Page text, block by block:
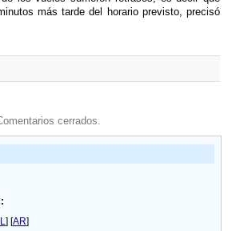
más tarde del horario previsto, precisó
cerrados.
] [AR]